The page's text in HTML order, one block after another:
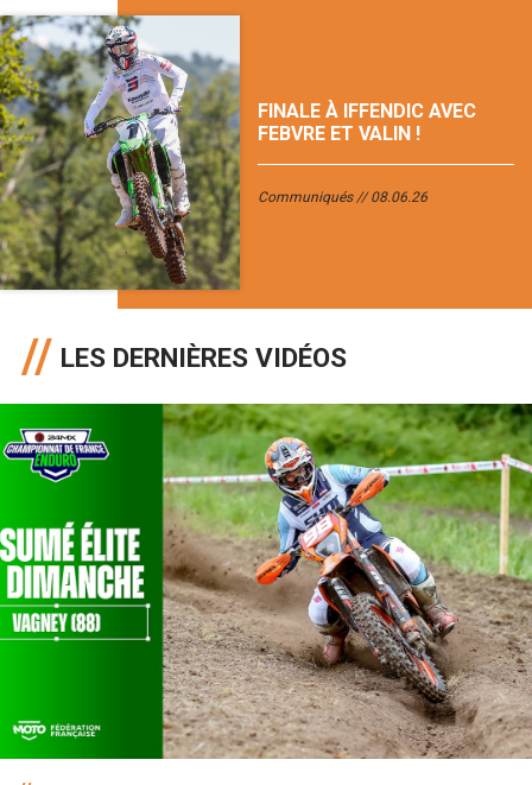
FINALE À IFFENDIC AVEC
FEBVRE ET VALIN !
Communiqués 08.06.26
LES DERNIÈRES VIDÉOS